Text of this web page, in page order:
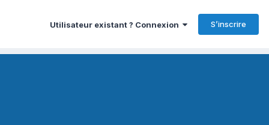
Utilisateur existant ? Connexion S’inscrire